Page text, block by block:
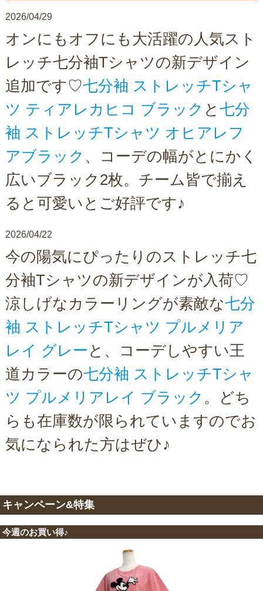
2026/04/29
オンにもオフにも大活躍の人気スト
レッチ七分袖Tシャツの新デザイン
追加です♡七分袖 ストレッチTシャ
ツ ティアレカヒコ ブラック と 七分
袖 ストレッチTシャツ オヒアレフ
アブラック 、コーデの幅がとにかく
広いブラック2枚。チーム皆で揃え
ると可愛いとご好評です♪
2026/04/22
今の陽気にぴったりのストレッチ七
分袖Tシャツの新デザインが入荷♡
涼しげなカラーリングが素敵な七分
袖 ストレッチTシャツ プルメリア
レイ グレー と、コーデしやすい王
道カラーの七分袖 ストレッチTシャ
ツ プルメリアレイ ブラック 。どち
らも在庫数が限られていますのでお
気になられた方はぜひ♪
キャンペーン&特集
今週のお買い得♪